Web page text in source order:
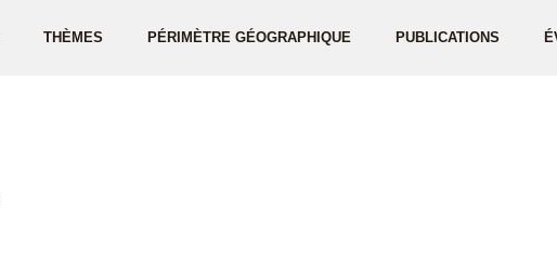
THÈMES PÉRIMÈTRE GÉOGRAPHIQUE PUBLICATIONS